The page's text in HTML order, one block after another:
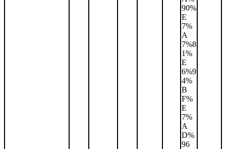
90%
E
7%
A
7%8
1%
E
6%9
4%
B
F%
E
7%
A
D%
96